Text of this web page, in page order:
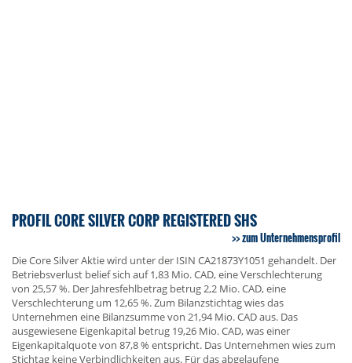
PROFIL CORE SILVER CORP REGISTERED SHS
zum Unternehmensprofil
Die Core Silver Aktie wird unter der ISIN CA21873Y1051 gehandelt. Der
Betriebsverlust belief sich auf 1,83 Mio. CAD, eine Verschlechterung
von 25,57 %. Der Jahresfehlbetrag betrug 2,2 Mio. CAD, eine
Verschlechterung um 12,65 %. Zum Bilanzstichtag wies das
Unternehmen eine Bilanzsumme von 21,94 Mio. CAD aus. Das
ausgewiesene Eigenkapital betrug 19,26 Mio. CAD, was einer
Eigenkapitalquote von 87,8 % entspricht. Das Unternehmen wies zum
Stichtag keine Verbindlichkeiten aus. Für das abgelaufene